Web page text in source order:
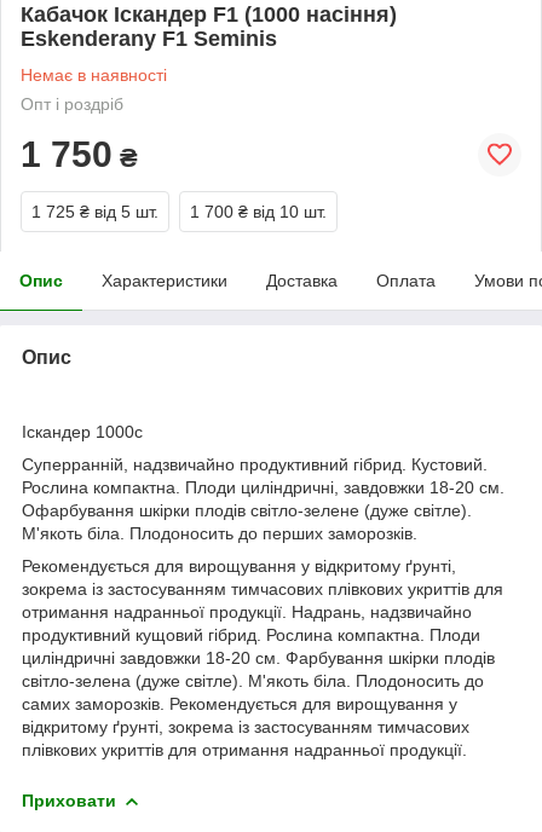
Кабачок Іскандер F1 (1000 насіння)
Eskenderany F1 Seminis
Немає в наявності
Опт і роздріб
1 750 ₴
1 725 ₴ від 5 шт. 1 700 ₴ від 10 шт.
Опис Характеристики Доставка Оплата Умови
Опис
Іскандер 1000с
Суперранній, надзвичайно продуктивний гібрид. Кустовий.
Рослина компактна. Плоди циліндричні, завдовжки 18-20 см.
Офарбування шкірки плодів світло-зелене (дуже світле).
М'якоть біла. Плодоносить до перших заморозків.
Рекомендується для вирощування у відкритому ґрунті,
зокрема із застосуванням тимчасових плівкових укриттів для
отримання надранньої продукції. Надрань, надзвичайно
продуктивний кущовий гібрид. Рослина компактна. Плоди
циліндричні завдовжки 18-20 см. Фарбування шкірки плодів
світло-зелена (дуже світле). М'якоть біла. Плодоносить до
самих заморозків. Рекомендується для вирощування у
відкритому ґрунті, зокрема із застосуванням тимчасових
плівкових укриттів для отримання надранньої продукції.
Приховати